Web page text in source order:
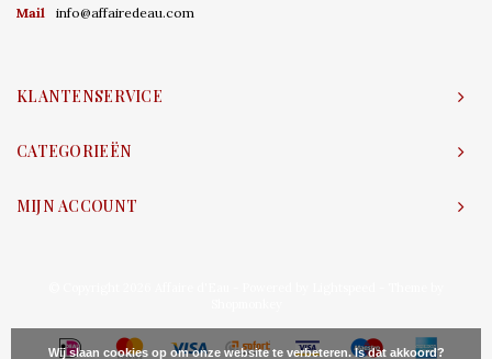
Mail
info@affairedeau.com
KLANTENSERVICE
CATEGORIEËN
MIJN ACCOUNT
Wij slaan cookies op om onze website te verbeteren. Is dat akkoord?